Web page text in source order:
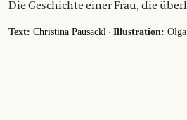
Die Geschichte einer Frau, die
Text: Christina Pausackl · Illustration: